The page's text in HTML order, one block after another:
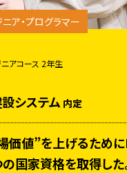
ア・プログラマー
アコース 2年生
システム 内定
価値”を上げるために
国家資格を取得した